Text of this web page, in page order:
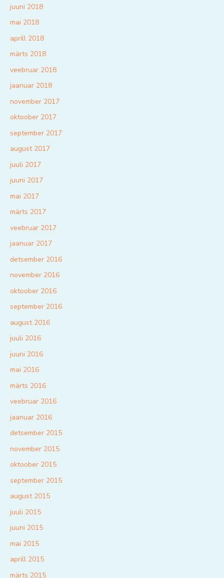
juuni 2018
mai 2018
aprill 2018
märts 2018
veebruar 2018
jaanuar 2018
november 2017
oktoober 2017
september 2017
august 2017
juuli 2017
juuni 2017
mai 2017
märts 2017
veebruar 2017
jaanuar 2017
detsember 2016
november 2016
oktoober 2016
september 2016
august 2016
juuli 2016
juuni 2016
mai 2016
märts 2016
veebruar 2016
jaanuar 2016
detsember 2015
november 2015
oktoober 2015
september 2015
august 2015
juuli 2015
juuni 2015
mai 2015
aprill 2015
märts 2015